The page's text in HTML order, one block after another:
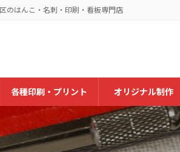
のはんこ・名刺・印刷・看板専門店
各種印刷・プリント オリジナル制作